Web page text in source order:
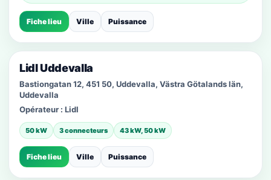
Fiche lieu Ville Puissance
Lidl Uddevalla
Bastiongatan 12, 451 50, Uddevalla, Västra Götalands län,
Uddevalla
Opérateur : Lidl
50 kW 3 connecteurs 43 kW, 50 kW
Fiche lieu Ville Puissance